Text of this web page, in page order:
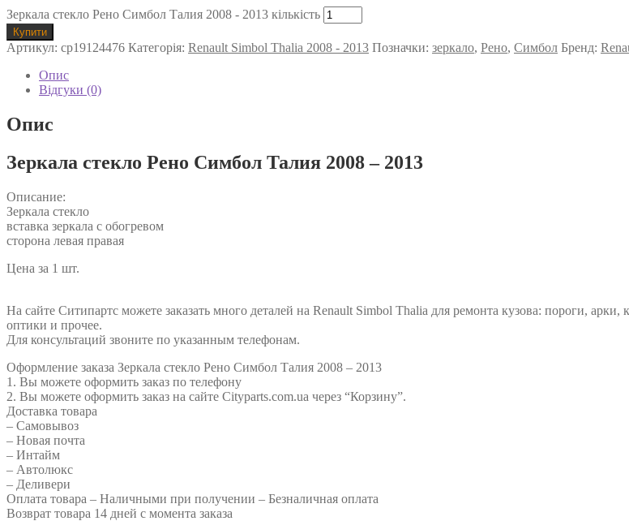
Зеркала стекло Рено Симбол Талия 2008 - 2013 кількість
Купити
Артикул: cp19124476 Категорія: Renault Simbol Thalia 2008 - 2013 Позначки: зеркало, Рено, Симбол Бренд:
Опис
Відгуки (0)
Опис
Зеркала стекло Рено Симбол Талия 2008 – 2013
Описание:
Зеркала стекло
вставка зеркала с обогревом
сторона левая правая
Цена за 1 шт.
На сайте Ситипартс можете заказать много деталей на Renault Simbol Thalia для ремонта кузова: пороги,
оптики и прочее.
Для консультаций звоните по указанным телефонам.
Оформление заказа Зеркала стекло Рено Симбол Талия 2008 – 2013
1. Вы можете оформить заказ по телефону
2. Вы можете оформить заказ на сайте Cityparts.com.ua через “Корзину”.
Доставка товара
– Самовывоз
– Новая почта
– Интайм
– Автолюкс
– Деливери
Оплата товара – Наличными при получении – Безналичная оплата
Возврат товара 14 дней с момента заказа